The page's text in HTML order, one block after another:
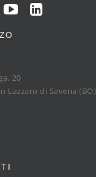
20
Lazzaro di Savena (BO)